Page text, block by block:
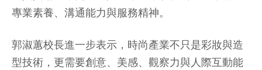
專業素養、溝通能力與服務精神。
郭淑蕙校長進一步表示，時尚產業不只是彩妝與造
型技術，更需要創意、美感、觀察力與人際互動能